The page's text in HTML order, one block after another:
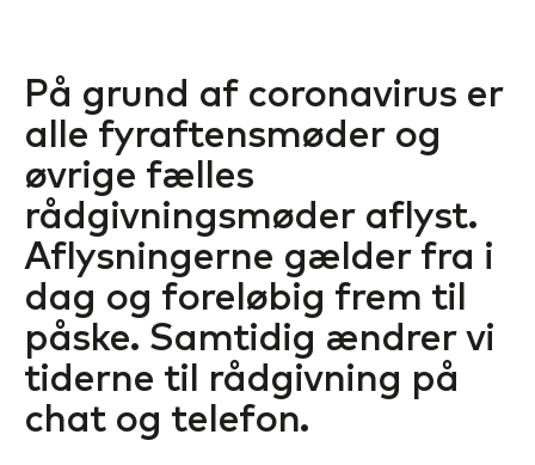
På grund af coronavirus er
alle fyraftensmøder og
øvrige fælles
rådgivningsmøder aflyst.
Aflysningerne gælder fra i
dag og foreløbig frem til
påske. Samtidig ændrer vi
tiderne til rådgivning på
chat og telefon.